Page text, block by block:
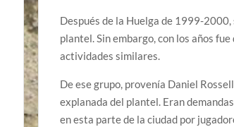
Después de la Huelga de 1999-
plantel. Sin embargo, con los años
actividades similares.
De ese grupo, provenía Daniel
explanada del plantel. Eran
en esta parte de la ciudad por